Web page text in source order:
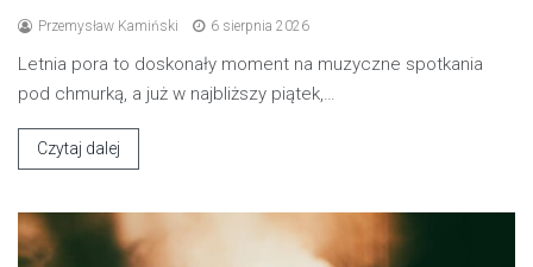
Przemysław Kamiński 6 sierpnia 2026
Letnia pora to doskonały moment na muzyczne spotkania
pod chmurką, a już w najbliższy piątek,…
Czytaj dalej